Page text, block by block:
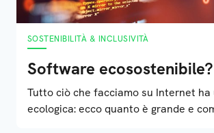
SOSTENIBILITÀ & INCLUSIVITÀ
Software ecosostenibile?
Tutto ciò che facciamo su Internet ha
ecologica: ecco quanto è grande e